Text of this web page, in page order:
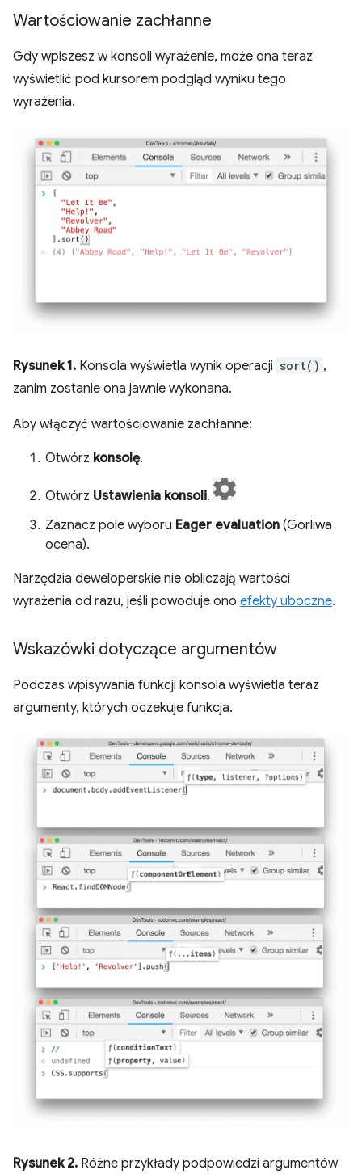
Wartościowanie zachłanne
Gdy wpiszesz w konsoli wyrażenie, może ona teraz
wyświetlić pod kursorem podgląd wyniku tego
wyrażenia.
Rysunek 1. Konsola wyświetla wynik operacji sort() ,
zanim zostanie ona jawnie wykonana.
Aby włączyć wartościowanie zachłanne:
Otwórz konsolę.
Otwórz Ustawienia konsoli.
Zaznacz pole wyboru Eager evaluation (Gorliwa
ocena).
Narzędzia deweloperskie nie obliczają wartości
wyrażenia od razu, jeśli powoduje ono efekty uboczne.
Wskazówki dotyczące argumentów
Podczas wpisywania funkcji konsola wyświetla teraz
argumenty, których oczekuje funkcja.
Rysunek 2. Różne przykłady podpowiedzi argumentów